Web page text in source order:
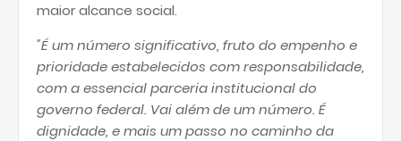
maior alcance social.
"É um número significativo, fruto do empenho e
prioridade estabelecidos com responsabilidade,
com a essencial parceria institucional do
governo federal. Vai além de um número. É
dignidade, e mais um passo no caminho da